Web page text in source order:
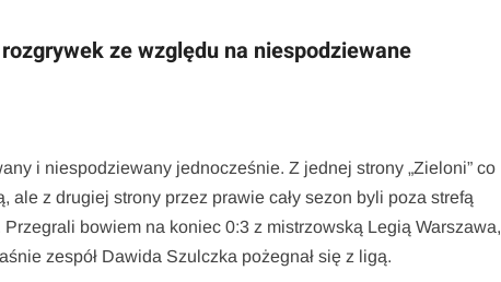
ze względu na niespodziewane
i niespodziewany jednocześnie. Z jednej strony „Zieloni” co
z drugiej strony przez prawie cały sezon byli poza strefą
bowiem na koniec 0:3 z mistrzowską Legią Warszawa,
zespół Dawida Szulczka pożegnał się z ligą.